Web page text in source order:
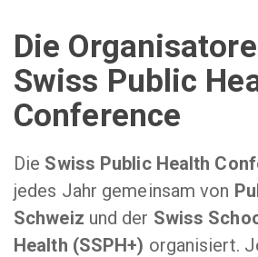
Die
Swiss Public
Conference
Die Swiss Public Health
jedes Jahr gemeinsam von
Schweiz und der Swiss
Health (SSPH+) organisiert.